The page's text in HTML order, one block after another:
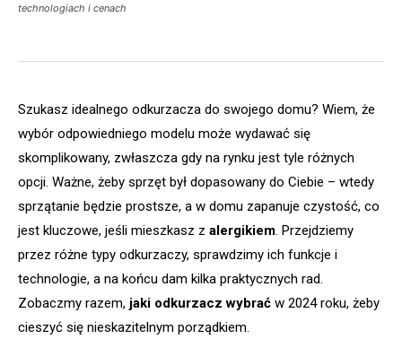
technologiach i cenach
Szukasz idealnego odkurzacza do swojego domu? Wiem, że
wybór odpowiedniego modelu może wydawać się
skomplikowany, zwłaszcza gdy na rynku jest tyle różnych
opcji. Ważne, żeby sprzęt był dopasowany do Ciebie – wtedy
sprzątanie będzie prostsze, a w domu zapanuje czystość, co
jest kluczowe, jeśli mieszkasz z alergikiem. Przejdziemy
przez różne typy odkurzaczy, sprawdzimy ich funkcje i
technologie, a na końcu dam kilka praktycznych rad.
Zobaczmy razem, jaki odkurzacz wybrać w 2024 roku, żeby
cieszyć się nieskazitelnym porządkiem.